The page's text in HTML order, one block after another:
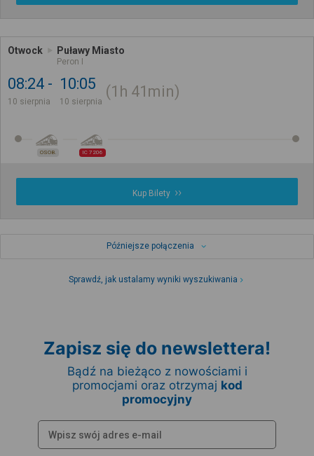
Otwock Puławy Miasto
Peron I
08:24
10 sierpnia
10:05
10 sierpnia
1h 41min
OSOB. IC 7206
Kup Bilety
Późniejsze połączenia
Sprawdź, jak ustalamy wyniki wyszukiwania
Zapisz się do newslettera!
Bądź na bieżąco z nowościami i
promocjami oraz otrzymaj kod
promocyjny